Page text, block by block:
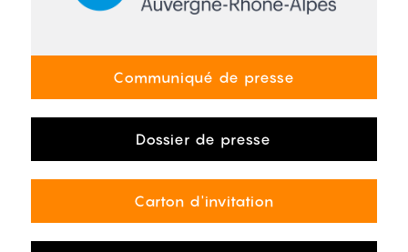
Communiqué de presse
Dossier de presse
Carton d'invitation